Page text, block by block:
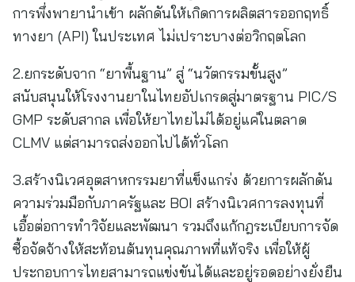
การพึ่งพายานำเข้า ผลักดันให้เกิดการผลิตสารออกฤทธิ์
ทางยา (API) ในประเทศ ไม่เปราะบางต่อวิกฤตโลก
2.ยกระดับจาก “ยาพื้นฐาน” สู่ “นวัตกรรมขั้นสูง”
สนับสนุนให้โรงงานยาในไทยอัปเกรดสู่มาตรฐาน PIC/S
GMP ระดับสากล เพื่อให้ยาไทยไม่ได้อยู่แค่ในตลาด
CLMV แต่สามารถส่งออกไปได้ทั่วโลก
3.สร้างนิเวศอุตสาหกรรมยาที่แข็งแกร่ง ด้วยการผลักดัน
ความร่วมมือกับภาครัฐและ BOI สร้างนิเวศการลงทุนที่
เอื้อต่อการทำวิจัยและพัฒนา รวมถึงแก้กฎระเบียบการจัด
ซื้อจัดจ้างให้สะท้อนต้นทุนคุณภาพที่แท้จริง เพื่อให้ผู้
ประกอบการไทยสามารถแข่งขันได้และอยู่รอดอย่างยั่งยืน